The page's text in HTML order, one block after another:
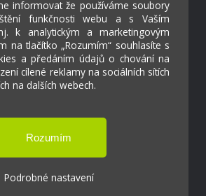
informovat že používáme soubory
funkčnosti webu a s Vaším
k analytickým a marketingovým
na tlačítko „Rozumím“ souhlasíte s
a předáním údajů o chování na
cílené reklamy na sociálních sítích
na dalších webech.
Podrobné nastavení
prohlídka
Cookies
Přístupnost
Přihlášení
a Mateřská škola Ostrožská
Lhota